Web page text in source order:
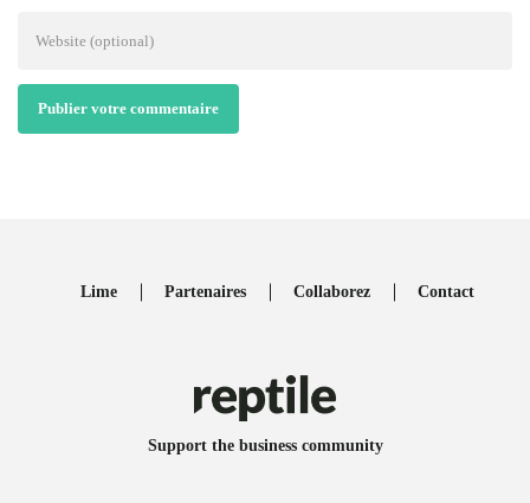
Publier votre commentaire
Lime Partenaires Collaborez Contact
Support the business community